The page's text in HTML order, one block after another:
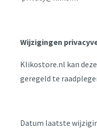
Wijzigingen
Klikostore.nl kan
geregeld te
Datum laatste